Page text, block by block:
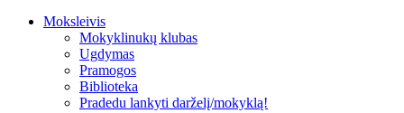
Moksleivis
Mokyklinukų klubas
Ugdymas
Pramogos
Biblioteka
Pradedu lankyti darželį/mokyklą!